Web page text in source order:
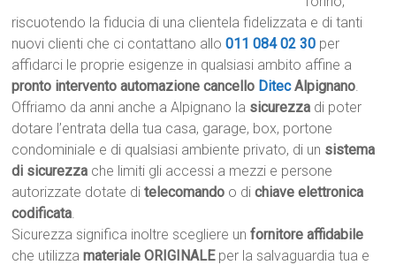
riscuotendo la fiducia di una clientela fidelizzata e di tanti
nuovi clienti che ci contattano allo011 084 02 30 per
affidarci le proprie esigenze in qualsiasi ambito affine a
pronto intervento automazione cancello DitecAlpignano.
Offriamo da anni anche a Alpignano la sicurezza di poter
dotare l’entrata della tua casa, garage, box, portone
condominiale e di qualsiasi ambiente privato, di un sistema
di sicurezza che limiti gli accessi a mezzi e persone
autorizzate dotate ditelecomando o dichiave elettronica
codificata.
Sicurezza significa inoltre scegliere unfornitore affidabile
che utilizza materiale ORIGINALEper la salvaguardia tua e